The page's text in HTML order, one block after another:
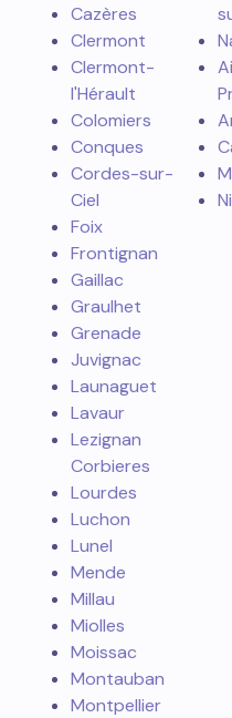
Cazères
Clermont
Clermont-
l'Hérault
Colomiers
Conques
Cordes-sur-
Ciel
Foix
Frontignan
Gaillac
Graulhet
Grenade
Juvignac
Launaguet
Lavaur
Lezignan
Corbieres
Lourdes
Luchon
Lunel
Mende
Millau
Miolles
Moissac
Montauban
Montpellier